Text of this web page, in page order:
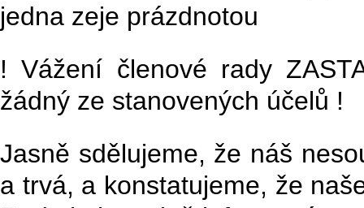
jedna zeje prázdnotou
! Vážení členové rady
žádný ze stanovených účelů !
Jasně sdělujeme, že náš
a trvá, a konstatujeme, že